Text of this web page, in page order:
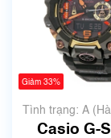
Giảm 33%
Tình trạng: A
sử dụng nhưng
Casio G-